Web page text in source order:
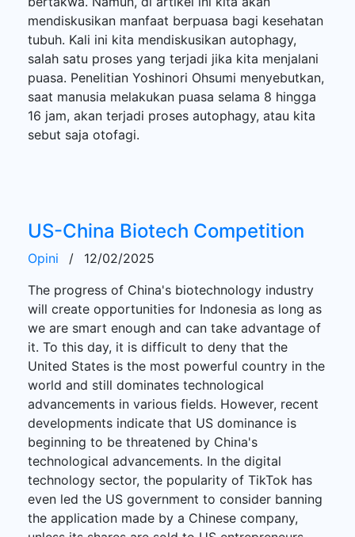
mendiskusikan manfaat berpuasa bagi kesehatan
tubuh. Kali ini kita mendiskusikan autophagy,
salah satu proses yang terjadi jika kita menjalani
puasa. Penelitian Yoshinori Ohsumi menyebutkan,
saat manusia melakukan puasa selama 8 hingga
16 jam, akan terjadi proses autophagy, atau kita
sebut saja otofagi.
US-China Biotech Competition
Opini /
12/02/2025
The progress of China's biotechnology industry
will create opportunities for Indonesia as long as
we are smart enough and can take advantage of
it. To this day, it is difficult to deny that the
United States is the most powerful country in the
world and still dominates technological
advancements in various fields. However, recent
developments indicate that US dominance is
beginning to be threatened by China's
technological advancements. In the digital
technology sector, the popularity of TikTok has
even led the US government to consider banning
the application made by a Chinese company,